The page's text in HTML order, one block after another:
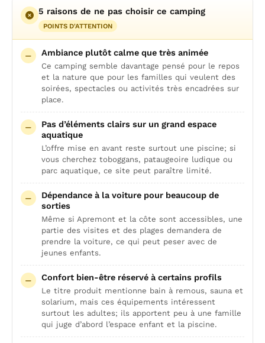
5 raisons de ne pas choisir ce camping
POINTS D'ATTENTION
Ambiance plutôt calme que très animée
Ce camping semble davantage pensé pour le repos
et la nature que pour les familles qui veulent des
soirées, spectacles ou activités très encadrées sur
place.
Pas d’éléments clairs sur un grand espace
aquatique
L’offre mise en avant reste surtout une piscine; si
vous cherchez toboggans, pataugeoire ludique ou
parc aquatique, ce site peut paraître limité.
Dépendance à la voiture pour beaucoup de
sorties
Même si Apremont et la côte sont accessibles, une
partie des visites et des plages demandera de
prendre la voiture, ce qui peut peser avec de
jeunes enfants.
Confort bien-être réservé à certains profils
Le titre produit mentionne bain à remous, sauna et
solarium, mais ces équipements intéressent
surtout les adultes; ils apportent peu à une famille
qui juge d’abord l’espace enfant et la piscine.